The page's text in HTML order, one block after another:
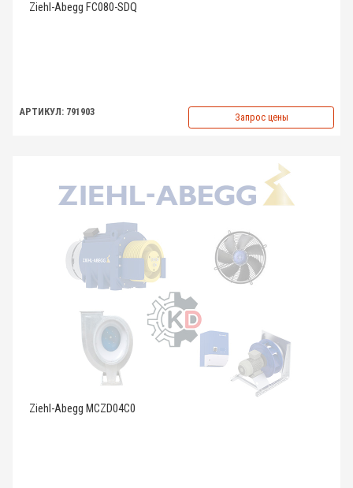
Ziehl-Abegg FC080-SDQ
АРТИКУЛ: 791903 Запрос цены
Ziehl-Abegg MCZD04C0